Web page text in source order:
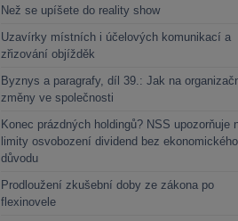
Než se upíšete do reality show
Uzavírky místních i účelových komunikací a
zřizování objížděk
Byznys a paragrafy, díl 39.: Jak na
změny ve společnosti
Konec prázdných holdingů? NSS upozorňuje
limity osvobození dividend bez ekonomického
důvodu
Prodloužení zkušební doby ze zákona po
flexinovele